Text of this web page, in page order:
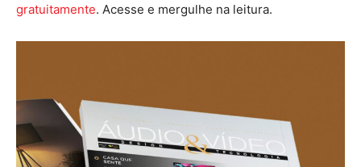
gratuitamente. Acesse e mergulhe na leitura.